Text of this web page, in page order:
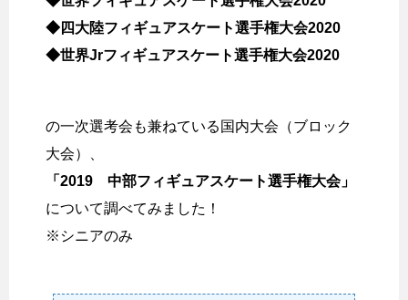
◆四大陸フィギュアスケート選手権大会2020
◆世界Jrフィギュアスケート選手権大会2020
の一次選考会も兼ねている国内大会（ブロック
大会）、
「2019 中部フィギュアスケート選手権大会」
について調べてみました！
※シニアのみ